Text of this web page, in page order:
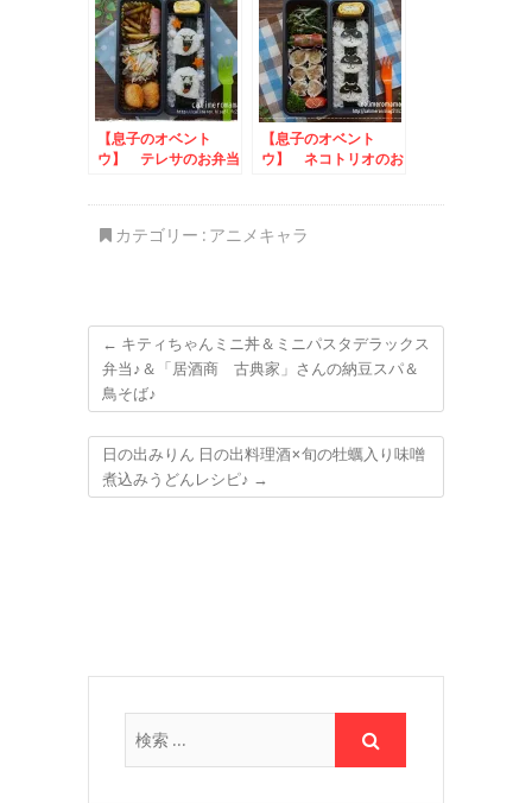
【息子のオベント
ウ】 テレサのお弁当
【息子のオベント
ウ】 ネコトリオのお
カテゴリー : アニメキャラ
← キティちゃんミニ丼＆ミニパスタデラックス
弁当♪＆「居酒商 古典家」さんの納豆スパ＆
鳥そば♪
日の出みりん 日の出料理酒×旬の牡蠣入り味噌
煮込みうどんレシピ♪ →